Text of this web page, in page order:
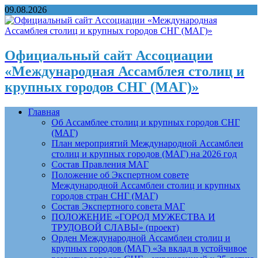
09.08.2026
Официальный сайт Ассоциации
«Международная Ассамблея столиц и
крупных городов СНГ (МАГ)»
Главная
Об Ассамблее столиц и крупных городов СНГ
(МАГ)
План мероприятий Международной Ассамблеи
столиц и крупных городов (МАГ) на 2026 год
Состав Правления МАГ
Положение об Экспертном совете
Международной Ассамблеи столиц и крупных
городов стран СНГ (МАГ)
Состав Экспертного совета МАГ
ПОЛОЖЕНИЕ «ГОРОД МУЖЕСТВА И
ТРУДОВОЙ СЛАВЫ» (проект)
Орден Международной Ассамблеи столиц и
крупных городов (МАГ) «За вклад в устойчивое